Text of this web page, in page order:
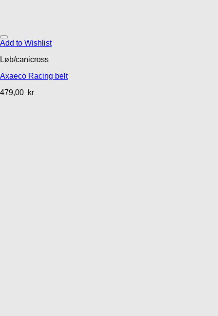
Add to Wishlist
Løb/canicross
Axaeco Racing belt
479,00 kr